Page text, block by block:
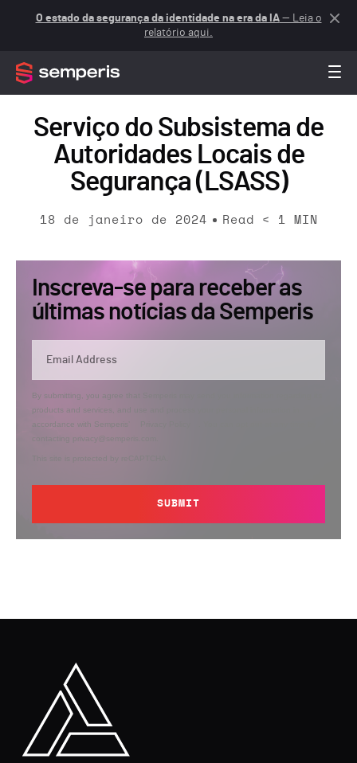
O estado da segurança da identidade na era da IA— Leia o
relatório aqui.
Serviço do Subsistema de
Autoridades Locais de
Segurança (LSASS)
18 de janeiro de 2024 Read < 1 MIN
Inscreva-se para receber as
últimas notícias da Semperis
By submitting, you agree that Semperis may send you information regarding its
products and services, and use and process your personal information in
accordance with Semperis’
contacting privacy@semperis.com.
This site is protected by reCAPTCHA.
SUBMIT